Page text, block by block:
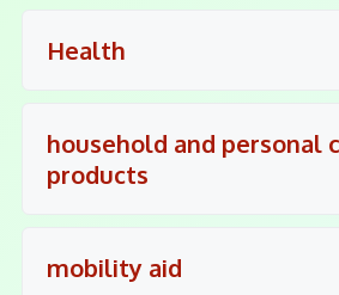
Health
household and personal
products
mobility aid